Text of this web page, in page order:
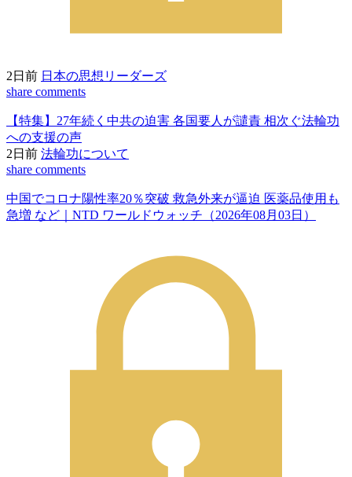
2日前 日本の思想リーダーズ
share comments
【特集】27年続く中共の迫害 各国要人が譴責 相次ぐ法輪功
への支援の声
2日前 法輪功について
share comments
中国でコロナ陽性率20％突破 救急外来が逼迫 医薬品使用も
急増 など｜NTD ワールドウォッチ（2026年08月03日）